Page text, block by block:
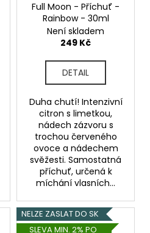
Full Moon - Příchuť -
Rainbow - 30ml
Není skladem
249 Kč
DETAIL
Duha chutí! Intenzivní
citron s limetkou,
nádech zázvoru s
trochou červeného
ovoce a nádechem
svěžesti. Samostatná
příchuť, určená k
míchání vlasních...
NELZE ZASLAT DO SK
SLEVA MIN. 2% PO